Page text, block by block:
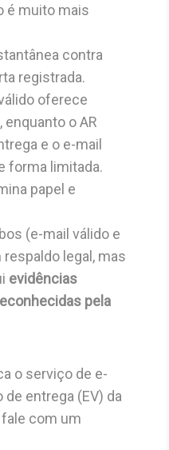
é muito mais
contra
registrada.
oferece
o AR
e o e-mail
forma limitada.
papel e
(e-mail válido e
legal, mas
evidências
pela
o serviço de e-
entrega (EV) da
com um